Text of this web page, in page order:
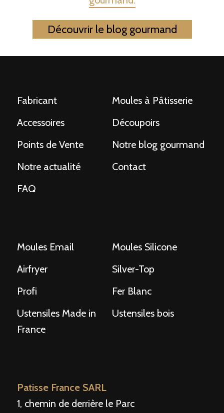
Découvrir le blog gourmand
Fabricant
Moules à Pâtisserie
Accessoires
Découpoirs
Points de Vente
Notre blog gourmand
Notre actualité
Contact
FAQ
Moules Email
Moules Silicone
Airfryer
Silver-Top
Profi
Fer Blanc
Ustensiles Made in
France
Ustensiles bois
Patisse France SARL
1, chemin de derrière le Parc